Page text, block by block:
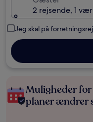
2 rejsende, 1
Jeg skal på
Muligheder
planer ændrer